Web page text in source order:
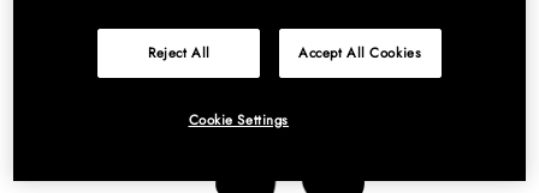
Reject All Accept All Cookies
Cookie Settings